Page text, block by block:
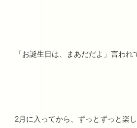
「お誕生日は、まあだだよ」言われ
2月に入ってから、ずっとずっと楽